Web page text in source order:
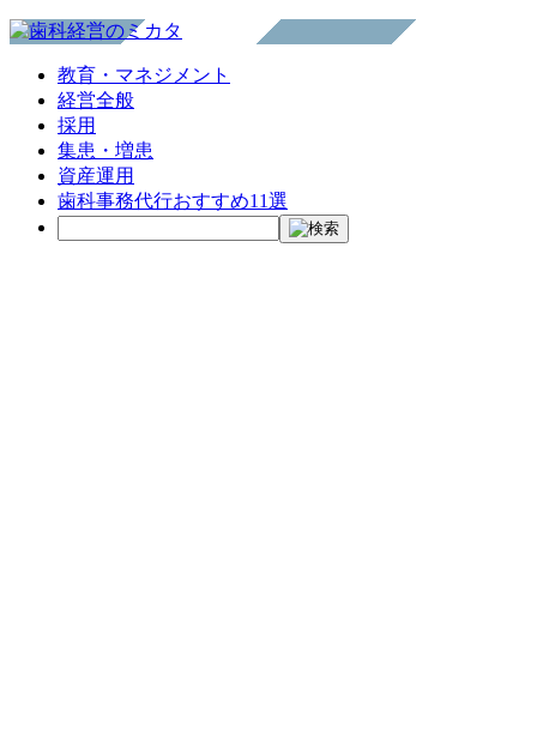
教育・マネジメント
経営全般
採用
集患・増患
資産運用
歯科事務代行おすすめ11選